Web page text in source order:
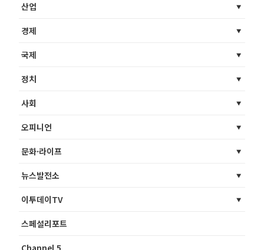
산업
경제
국제
정치
사회
오피니언
문화·라이프
뉴스발전소
이투데이TV
스페셜리포트